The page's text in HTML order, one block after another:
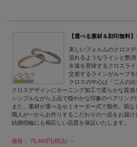
【選べる素材＆刻印無料
美しいフォルムのクロスデ
流れるようなラインと艶消
永遠を意味するクロスライ
交差するラインがループ
クロスの中心は「二人の
クロスデザインにホーニング加工で柔らかな質感
シンプルながら上品で穏やかな印象のペアリング
また、素材が選べるセミオーダー式で製作。肌
職人が一からお作りするこだわりの一品をお届け
結婚指輪にも相応しい品質を保証いたします。
価格： 75,460円(税込) ～